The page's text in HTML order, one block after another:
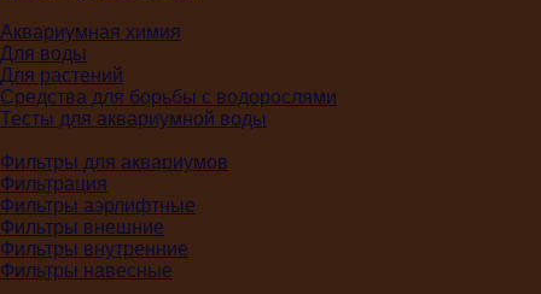
Аквариумная химия
Для воды
Для растений
Средства для борьбы с водорослями
Тесты для аквариумной воды
Фильтры для аквариумов
Фильтрация
Фильтры аэрлифтные
Фильтры внешние
Фильтры внутренние
Фильтры навесные